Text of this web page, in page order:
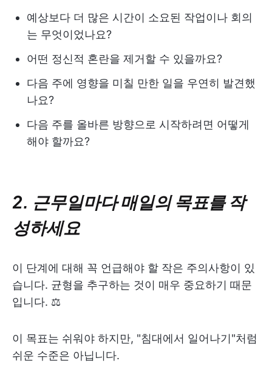
예상보다 더 많은 시간이 소요된 작업이나 회의
는 무엇이었나요?
어떤 정신적 혼란을 제거할 수 있을까요?
다음 주에 영향을 미칠 만한 일을 우연히 발견했
나요?
다음 주를 올바른 방향으로 시작하려면 어떻게
해야 할까요?
2. 근무일마다 매일의 목표를 작
성하세요
이 단계에 대해 꼭 언급해야 할 작은 주의사항이 있
습니다. 균형을 추구하는 것이 매우 중요하기 때문
입니다. ⚖️
이 목표는 쉬워야 하지만, "침대에서 일어나기"처럼
쉬운 수준은 아닙니다.